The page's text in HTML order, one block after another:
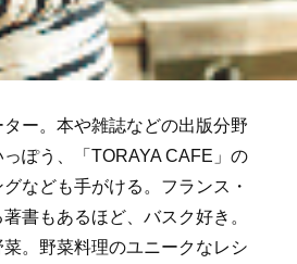
ー。本や雑誌などの出版分野
ぽう、「TORAYA CAFE」の
なども手がける。フランス・
書もあるほど、バスク好き。
。野菜料理のユニークなレシ